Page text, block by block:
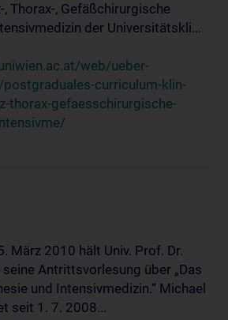
Thorax-, Gefäßchirurgische
der Universitätskli...
web/ueber-
curriculum-klin-
thorax-gefaesschirurgische-
März 2010 hält Univ. Prof. Dr.
Antrittsvorlesung über „Das
und Intensivmedizin.“ Michael
seit 1. 7. 2008...